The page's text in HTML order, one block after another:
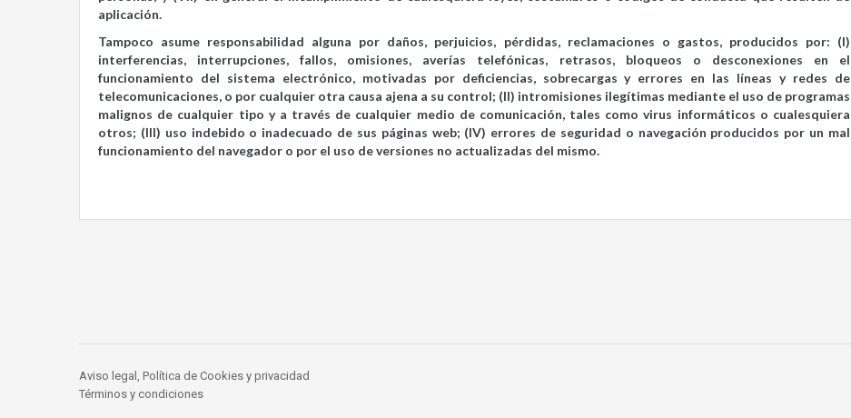
aplicación.
Tampoco asume responsabilidad alguna por daños, perjuicios, pérdidas, reclamaciones o gastos, producidos por: (I)
interferencias, interrupciones, fallos, omisiones, averías telefónicas, retrasos, bloqueos o desconexiones en el
funcionamiento del sistema electrónico, motivadas por deficiencias, sobrecargas y errores en las líneas y redes de
telecomunicaciones, o por cualquier otra causa ajena a su control; (II) intromisiones ilegítimas mediante el uso de programas
malignos de cualquier tipo y a través de cualquier medio de comunicación, tales como virus informáticos o cualesquiera
otros; (III) uso indebido o inadecuado de sus páginas web; (IV) errores de seguridad o navegación producidos por un mal
funcionamiento del navegador o por el uso de versiones no actualizadas del mismo.
Aviso legal, Política de Cookies y privacidad
Términos y condiciones